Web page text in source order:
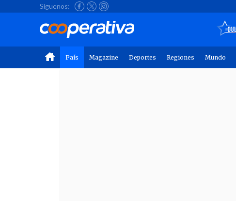
Síguenos:
País Magazine Deportes Regiones Mundo